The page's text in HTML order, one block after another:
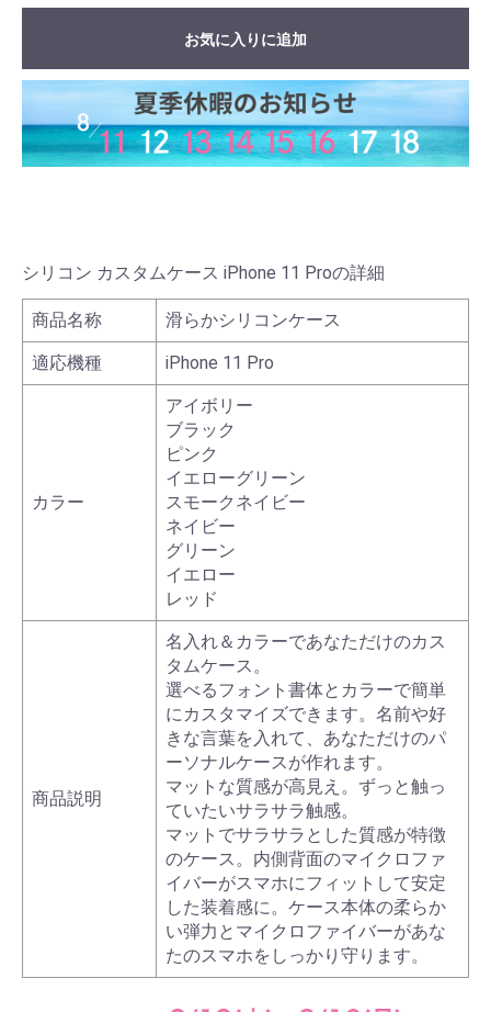
お気に入りに追加
シリコン カスタムケース iPhone 11 Proの詳細
商品名称 滑らかシリコンケース
適応機種 iPhone 11 Pro
カラー
アイボリー
ブラック
ピンク
イエローグリーン
スモークネイビー
ネイビー
グリーン
イエロー
レッド
商品説明
名入れ＆カラーであなただけのカス
タムケース。
選べるフォント書体とカラーで簡単
にカスタマイズできます。名前や好
きな言葉を入れて、あなただけのパ
ーソナルケースが作れます。
マットな質感が高見え。ずっと触っ
ていたいサラサラ触感。
マットでサラサラとした質感が特徴
のケース。内側背面のマイクロファ
イバーがスマホにフィットして安定
した装着感に。ケース本体の柔らか
い弾力とマイクロファイバーがあな
たのスマホをしっかり守ります。